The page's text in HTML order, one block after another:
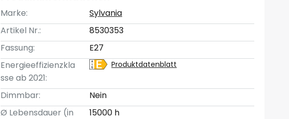
Marke:
Sylvania
Artikel Nr.:
8530353
Fassung:
E27
Energieeffizienzkla
sse ab 2021:
Produktdatenblatt
Dimmbar:
Nein
Ø Lebensdauer (in
15000 h